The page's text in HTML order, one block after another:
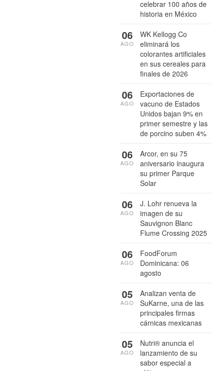
celebrar 100 años de
historia en México
WK Kellogg Co
eliminará los
colorantes artificiales
en sus cereales para
finales de 2026
06
AGO
Exportaciones de
vacuno de Estados
Unidos bajan 9% en
primer semestre y las
de porcino suben 4%
06
AGO
Arcor, en su 75
aniversario inaugura
su primer Parque
Solar
06
AGO
J. Lohr renueva la
imagen de su
Sauvignon Blanc
Flume Crossing 2025
06
AGO
FoodForum
Dominicana: 06
agosto
06
AGO
Analizan venta de
SuKarne, una de las
principales firmas
cárnicas mexicanas
05
AGO
Nutri® anuncia el
lanzamiento de su
sabor especial a
05
AGO